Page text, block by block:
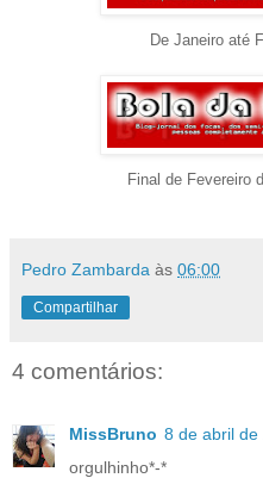
De Janeiro até
Final de Fevereiro
Pedro Zambarda às 06:00
Compartilhar
4 comentários:
MissBruno 8 de abril de
orgulhinho*-*